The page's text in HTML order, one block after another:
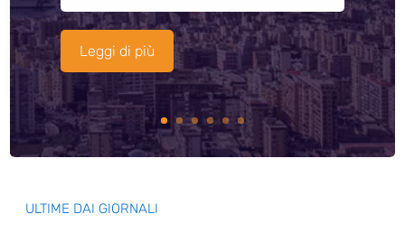
Leggi di più
ULTIME DAI GIORNALI